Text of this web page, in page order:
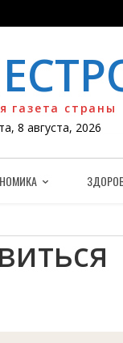
газета страны
8 августа, 2026